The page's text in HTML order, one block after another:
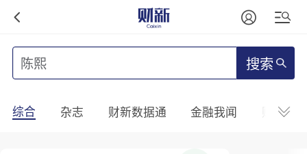
搜索
综合 杂志 财新数据通 金融我闻 财新